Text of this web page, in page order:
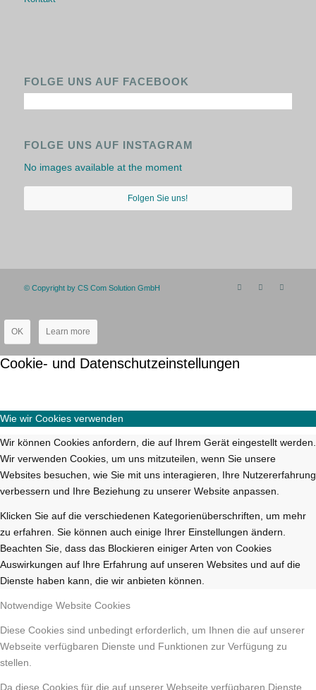
FOLGE UNS AUF FACEBOOK
FOLGE UNS AUF INSTAGRAM
No images available at the moment
Folgen Sie uns!
© Copyright by CS Com Solution GmbH
OK Learn more
Cookie- und Datenschutzeinstellungen
Wie wir Cookies verwenden
Wir können Cookies anfordern, die auf Ihrem Gerät eingestellt werden.
Wir verwenden Cookies, um uns mitzuteilen, wenn Sie unsere
Websites besuchen, wie Sie mit uns interagieren, Ihre Nutzererfahrung
verbessern und Ihre Beziehung zu unserer Website anpassen.
Klicken Sie auf die verschiedenen Kategorienüberschriften, um mehr
zu erfahren. Sie können auch einige Ihrer Einstellungen ändern.
Beachten Sie, dass das Blockieren einiger Arten von Cookies
Auswirkungen auf Ihre Erfahrung auf unseren Websites und auf die
Dienste haben kann, die wir anbieten können.
Notwendige Website Cookies
Diese Cookies sind unbedingt erforderlich, um Ihnen die auf unserer
Webseite verfügbaren Dienste und Funktionen zur Verfügung zu
stellen.
Da diese Cookies für die auf unserer Webseite verfügbaren Dienste